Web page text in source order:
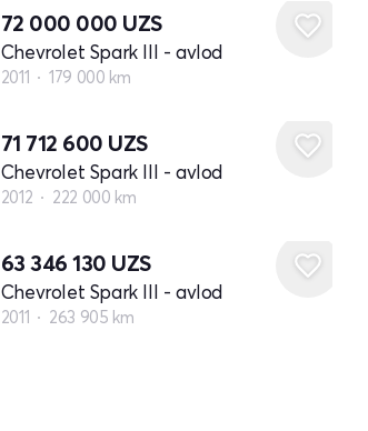
72 000 000 UZS
Chevrolet Spark III - avlod
2011 179 000 km
71 712 600 UZS
Chevrolet Spark III - avlod
2012 222 000 km
63 346 130 UZS
Chevrolet Spark III - avlod
2011 263 905 km